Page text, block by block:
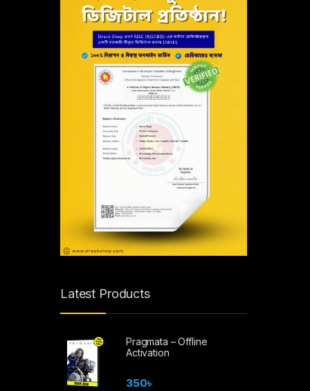
Latest Products
Pragmata – Offline
Activation
350৳